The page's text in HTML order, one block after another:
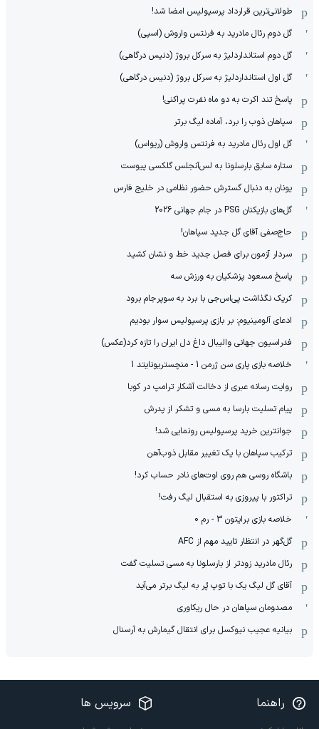
طولانی‌ترین قرارداد پرسپولیس امضا شد!
گل دوم رئال مادرید به فرنتس واروش (اسپی)
گل دوم استانداردلیژ به سرکل بروژ (دنیس درگاهی)
گل اول استانداردلیژ به سرکل بروژ (دنیس درگاهی)
پاسخ تند اکرت به دو ماه نفرت پراکنی!
سپاهان ذوب را برد، آماده لیگ برتر
گل اول رئال مادرید به فرنتس واروش (ریواس)
ستاره سابق بارسلونا به لس‌آنجلس گلکسی پیوست
یونان به دنبال گسترش حضور نظامی در خلیج فارس
گل‌های بازیکنان PSG در جام جهانی 2026
حاج‌صفی آقای گل جدید سپاهان!
سردار آزمون برای فصل جدید خط و نشان کشید
پاسخ مسعود پزشکیان به ورزش سه
کریک نگذاشت پی‌اس‌جی با برد به سوپرجام برود
ادعای آلومینیوم: بر بازی پرسپولیس سوار بودیم
فدراسیون جهانی والیبال داغ دل ایران را تازه کرد(عکس)
خلاصه بازی پاری سن ژرمن 1 - منچستریونایتد 1
روایت رسانه عبری از دخالت آشکار ترامپ در کوبا
پیام تسلیت بارسا به مسی و تشکر از پدرش
جوانترین خرید پرسپولیس رونمایی شد!
ترکیب سپاهان با یک تغییر مقابل ذوب‌آهن
باشگاه روسی هم روی اوت‌های نادر حساب کرد!
تراکتور با پیروزی به استقبال لیگ رفت!
خلاصه بازی برایتون 3 - رم 0
گل‌گهر در انتظار تایید مهم از ‌AFC
رئال مادرید زودتر از بارسلونا به مسی تسلیت گفت
آقای گل لیگ یک با توپ پُر به لیگ برتر می‌آید
مصدومان سپاهان در حال ریکاوری
بیانیه عجیب نیوکسل برای انتقال گیمارش به آرسنال
راهنما سرویس ها